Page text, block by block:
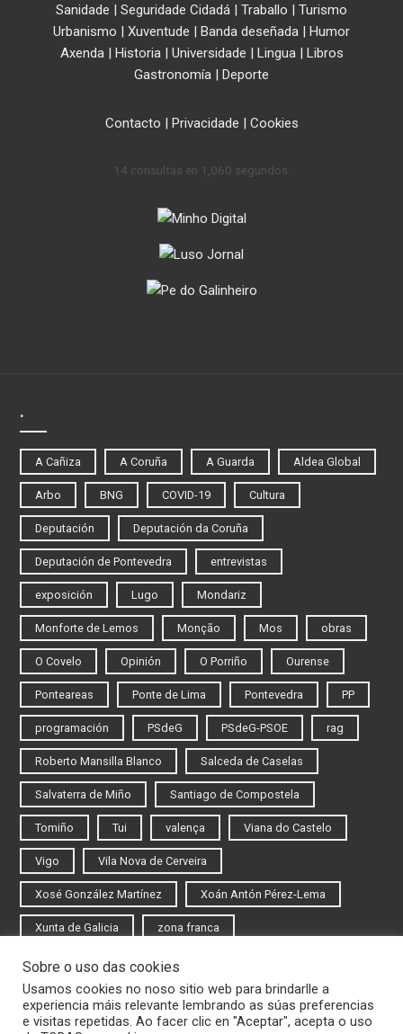
Sanidade | Seguridade Cidadá | Traballo | Turismo
Urbanismo | Xuventude | Banda deseñada | Humor
Axenda| Historia| Universidade | Lingua| Libros
Gastronomía | Deporte
Contacto | Privacidade | Cookies
14 consultas en 1,060 segundos.
.
A Cañiza A Coruña A Guarda Aldea Global
Arbo BNG COVID-19 Cultura
Deputación Deputación da Coruña
Deputación de Pontevedra entrevistas
exposición Lugo Mondariz
Monforte de Lemos Monção Mos obras
O Covelo Opinión O Porriño Ourense
Ponteareas Ponte de Lima Pontevedra PP
programación PSdeG PSdeG-PSOE rag
Roberto Mansilla Blanco Salceda de Caselas
Salvaterra de Miño Santiago de Compostela
Tomiño Tui valença Viana do Castelo
Vigo Vila Nova de Cerveira
Xosé González Martínez Xoán Antón Pérez-Lema
Xunta de Galicia zona franca
Iniciar sesión
Rexistrarse
Sobre o uso das cookies
Usamos cookies no noso sitio web para brindarlle a
experiencia máis relevante lembrando as súas preferencias
e visitas repetidas. Ao facer clic en "Aceptar", acepta o uso